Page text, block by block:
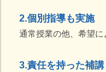
2.個別指導も実施
通常授業の他、希望に
3.責任を持った補講